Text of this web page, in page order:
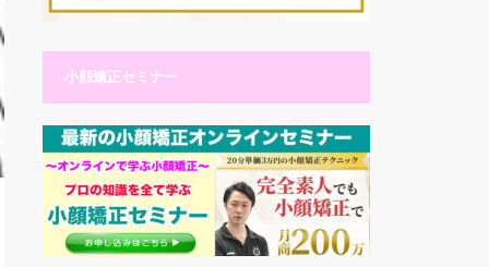
小顔矯正セミナー